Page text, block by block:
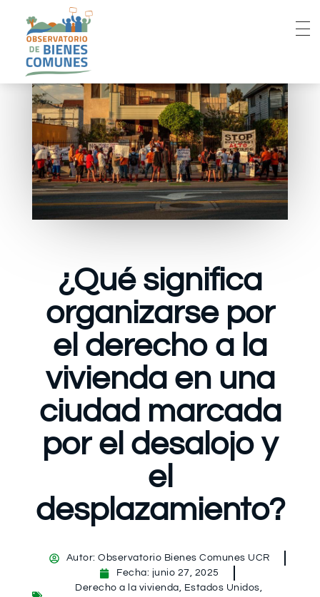
¿Qué significa
organizarse por
el derecho a la
vivienda en una
ciudad marcada
por el desalojo y
el
desplazamiento?
Autor: Observatorio Bienes Comunes UCR
Fecha: junio 27, 2025
Derecho a la vivienda, Estados Unidos,